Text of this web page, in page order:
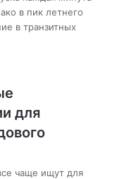
в пик летнего
в транзитных
для
чаще ищут для